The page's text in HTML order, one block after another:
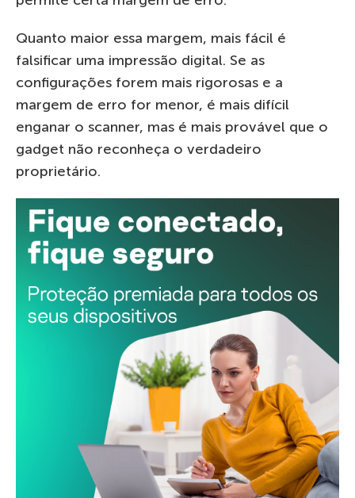
Quanto maior essa margem, mais fácil é
falsificar uma impressão digital. Se as
configurações forem mais rigorosas e a
margem de erro for menor, é mais difícil
enganar o scanner, mas é mais provável que o
gadget não reconheça o verdadeiro
proprietário.